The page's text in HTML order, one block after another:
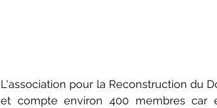
L'association pour la Reconstruction du
et compte environ 400 membres car